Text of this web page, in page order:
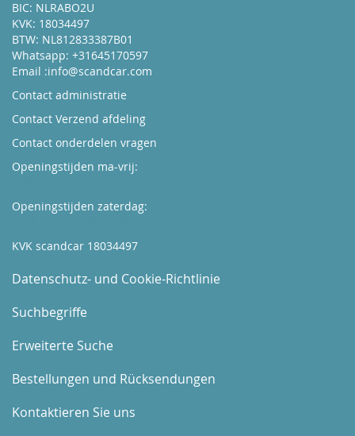
BIC: NLRABO2U
KVK: 18034497
BTW: NL812833387B01
Whatsapp: +31645170597
Email :info@scandcar.com
Contact administratie
Contact Verzend afdeling
Contact onderdelen vragen
Openingstijden ma-vrij:
Openingstijden zaterdag:
KVK scandcar 18034497
Datenschutz- und Cookie-Richtlinie
Suchbegriffe
Erweiterte Suche
Bestellungen und Rücksendungen
Kontaktieren Sie uns